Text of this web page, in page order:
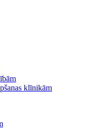
klīnikām